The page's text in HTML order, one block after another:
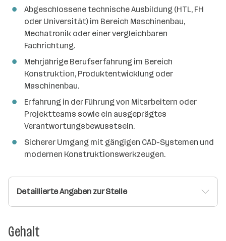
Abgeschlossene technische Ausbildung (HTL, FH
oder Universität) im Bereich Maschinenbau,
Mechatronik oder einer vergleichbaren
Fachrichtung.
Mehrjährige Berufserfahrung im Bereich
Konstruktion, Produktentwicklung oder
Maschinenbau.
Erfahrung in der Führung von Mitarbeitern oder
Projektteams sowie ein ausgeprägtes
Verantwortungsbewusstsein.
Sicherer Umgang mit gängigen CAD-Systemen und
modernen Konstruktionswerkzeugen.
Detaillierte Angaben zur Stelle
Gehalt